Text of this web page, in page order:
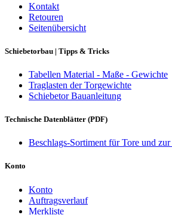
Kontakt
Retouren
Seitenübersicht
Schiebetorbau | Tipps & Tricks
Tabellen Material - Maße - Gewichte
Traglasten der Torgewichte
Schiebetor Bauanleitung
Technische Datenblätter (PDF)
Beschlags-Sortiment für Tore und
Konto
Konto
Auftragsverlauf
Merkliste